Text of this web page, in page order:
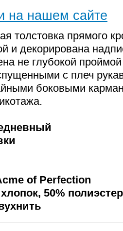
на нашем сайте
толстовка прямого
и декорирована
не глубокой
с плеч
боковыми
of Perfection
50% полиэстер